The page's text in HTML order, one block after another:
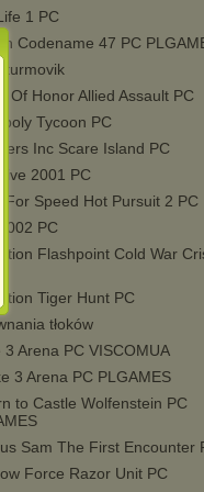
1 PC
Codename 47 PC
Of Honor Allied Assault PC
Tycoon PC
Inc Scare Island PC
2001 PC
For Speed Hot Pursuit 2 PC
PC
Flashpoint Cold War
Tiger Hunt PC
tłoków
3 Arena PC VISCOMUA
3 Arena PC PLGAMES
to Castle Wolfenstein PC
Sam The First Encounter
Force Razor Unit PC